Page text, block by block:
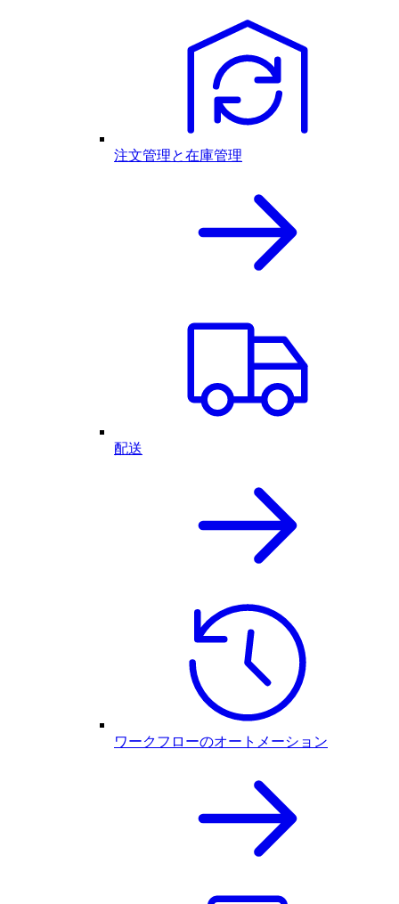
注文管理と在庫管理
配送
ワークフローのオートメーション